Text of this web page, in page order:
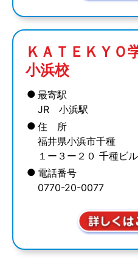
ＫＡＴＥＫＹＯ
小浜校
● 最寄駅
JR 小浜駅
● 住 所
福井県小浜市千種
１ー３ー２０ 千種ビ
● 電話番号
0770-20-0077